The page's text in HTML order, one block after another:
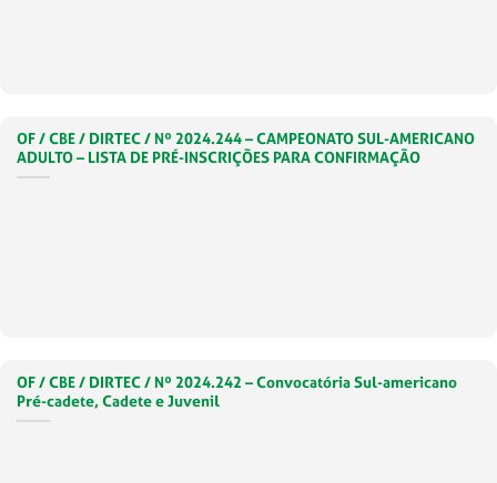
OF / CBE / DIRTEC / Nº 2024.244 – CAMPEONATO SUL-AMERICANO
ADULTO – LISTA DE PRÉ-INSCRIÇÕES PARA CONFIRMAÇÃO
OF / CBE / DIRTEC / Nº 2024.242 – Convocatória Sul-americano
Pré-cadete, Cadete e Juvenil